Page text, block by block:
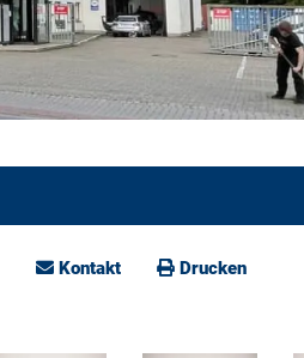
Kontakt Drucken